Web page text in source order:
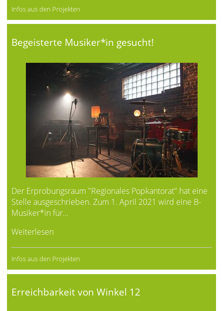
Infos aus den Projekten
Begeisterte Musiker*in gesucht!
Der Erprobungsraum "Regionales Popkantorat" hat eine
Stelle ausgeschrieben. Zum 1. April 2021 wird eine B-
Musiker*in für…
Weiterlesen
Infos aus den Projekten
Erreichbarkeit von Winkel 12